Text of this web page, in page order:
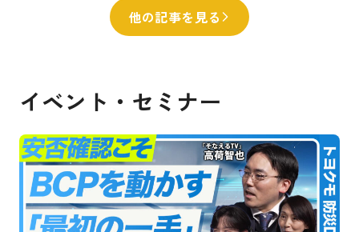
他の記事を見る
イベント・セミナー